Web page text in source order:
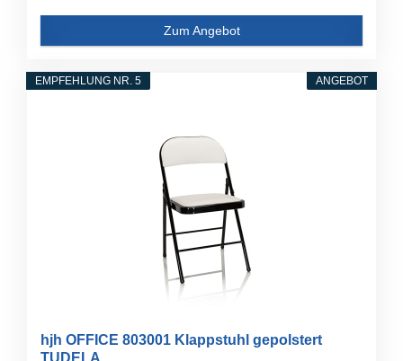
Zum Angebot
ANGEBOT
EMPFEHLUNG NR. 5
hjh OFFICE 803001 Klappstuhl gepolstert
TUDELA...